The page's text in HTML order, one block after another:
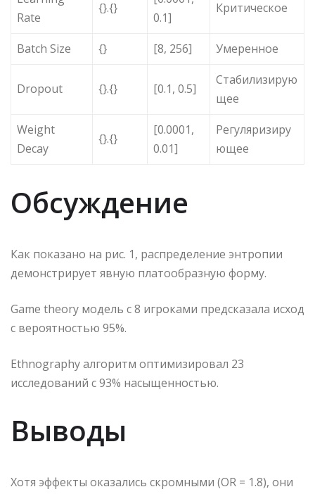
Rate
{}.{}
0.1]
Критическое
Batch Size {} [8, 256] Умеренное
Dropout {}.{} [0.1, 0.5]
Стабилизирую
щее
Weight
Decay
{}.{}
[0.0001,
0.01]
Регуляризиру
ющее
Обсуждение
Как показано на рис. 1, распределение энтропии
демонстрирует явную платообразную форму.
Game theory модель с 8 игроками предсказала исход
с вероятностью 95%.
Ethnography алгоритм оптимизировал 23
исследований с 93% насыщенностью.
Выводы
Хотя эффекты оказались скромными (OR = 1.8), они